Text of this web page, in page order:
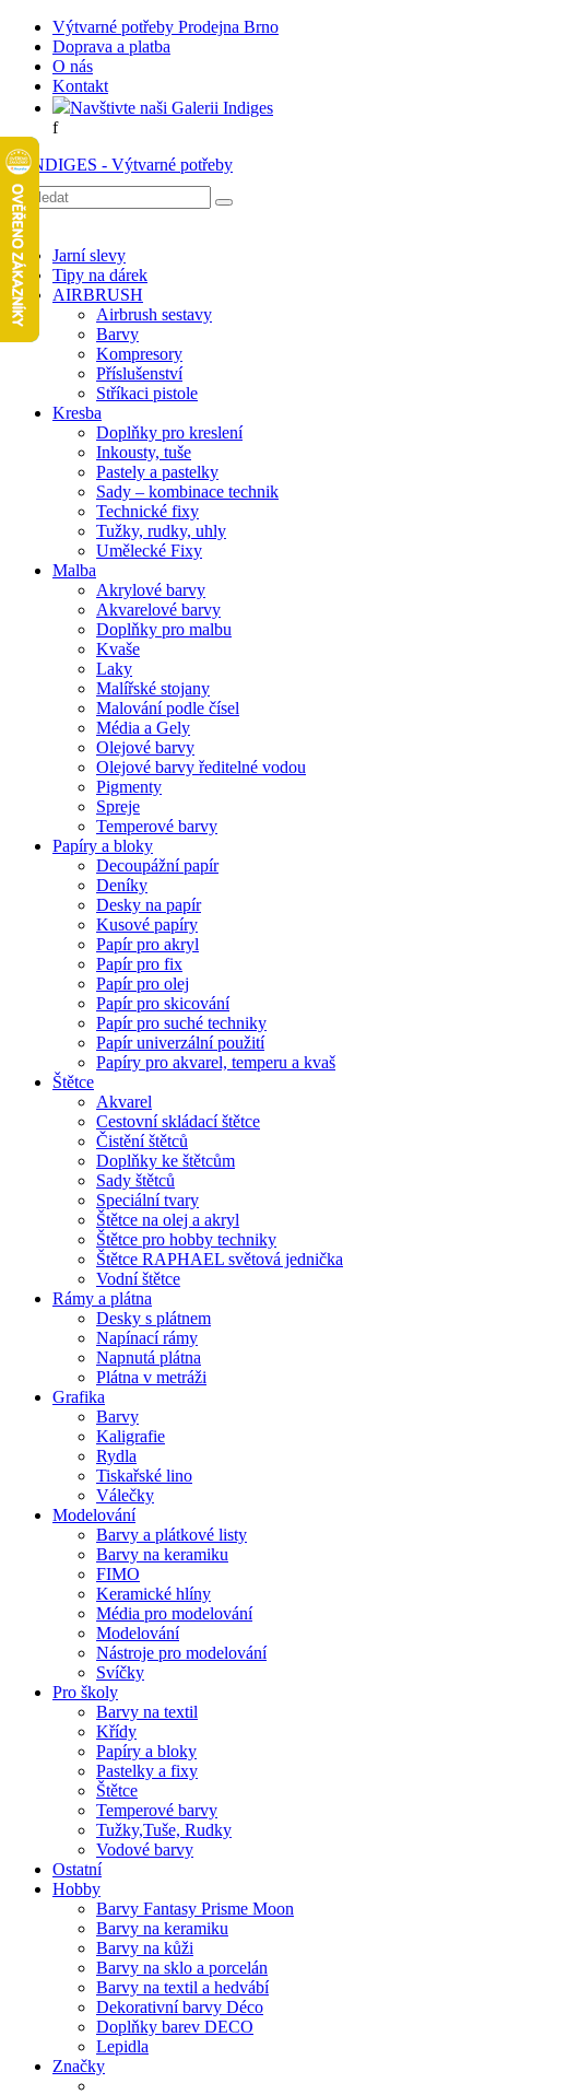
Výtvarné potřeby Prodejna Brno
Doprava a platba
O nás
Kontakt
Navštivte naši Galerii Indiges
f
Jarní slevy
Tipy na dárek
AIRBRUSH
Airbrush sestavy
Barvy
Kompresory
Příslušenství
Stříkaci pistole
Kresba
Doplňky pro kreslení
Inkousty, tuše
Pastely a pastelky
Sady – kombinace technik
Technické fixy
Tužky, rudky, uhly
Umělecké Fixy
Malba
Akrylové barvy
Akvarelové barvy
Doplňky pro malbu
Kvaše
Laky
Malířské stojany
Malování podle čísel
Média a Gely
Olejové barvy
Olejové barvy ředitelné vodou
Pigmenty
Spreje
Temperové barvy
Papíry a bloky
Decoupážní papír
Deníky
Desky na papír
Kusové papíry
Papír pro akryl
Papír pro fix
Papír pro olej
Papír pro skicování
Papír pro suché techniky
Papír univerzální použití
Papíry pro akvarel, temperu a kvaš
Štětce
Akvarel
Cestovní skládací štětce
Čistění štětců
Doplňky ke štětcům
Sady štětců
Speciální tvary
Štětce na olej a akryl
Štětce pro hobby techniky
Štětce RAPHAEL světová jednička
Vodní štětce
Rámy a plátna
Desky s plátnem
Napínací rámy
Napnutá plátna
Plátna v metráži
Grafika
Barvy
Kaligrafie
Rydla
Tiskařské lino
Válečky
Modelování
Barvy a plátkové listy
Barvy na keramiku
FIMO
Keramické hlíny
Média pro modelování
Modelování
Nástroje pro modelování
Svíčky
Pro školy
Barvy na textil
Křídy
Papíry a bloky
Pastelky a fixy
Štětce
Temperové barvy
Tužky,Tuše, Rudky
Vodové barvy
Ostatní
Hobby
Barvy Fantasy Prisme Moon
Barvy na keramiku
Barvy na kůži
Barvy na sklo a porcelán
Barvy na textil a hedvábí
Dekorativní barvy Déco
Doplňky barev DECO
Lepidla
Značky